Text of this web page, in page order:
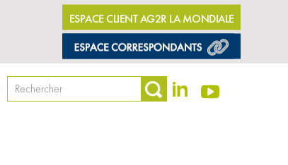
ESPACE CLIENT AG2R LA MONDIALE